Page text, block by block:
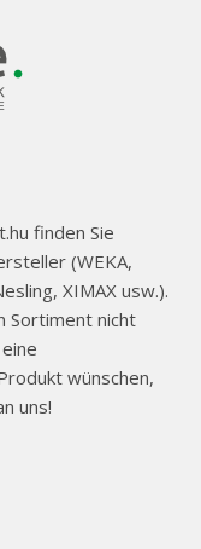
finden Sie
(WEKA,
XIMAX usw.).
Sortiment nicht
wünschen,
uns!